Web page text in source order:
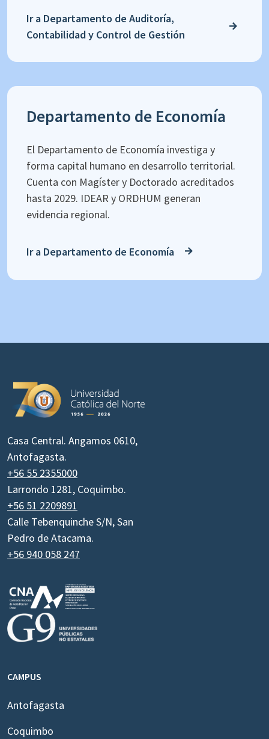
Ir a Departamento de Auditoría,
Contabilidad y Control de Gestión
Departamento de Economía
El Departamento de Economía investiga y
forma capital humano en desarrollo territorial.
Cuenta con Magíster y Doctorado acreditados
hasta 2029. IDEAR y ORDHUM generan
evidencia regional.
Ir a Departamento de Economía
Casa Central. Angamos 0610,
Antofagasta.
+56 55 2355000
Larrondo 1281, Coquimbo.
+56 51 2209891
Calle Tebenquinche S/N, San
Pedro de Atacama.
+56 940 058 247
CAMPUS
Antofagasta
Coquimbo